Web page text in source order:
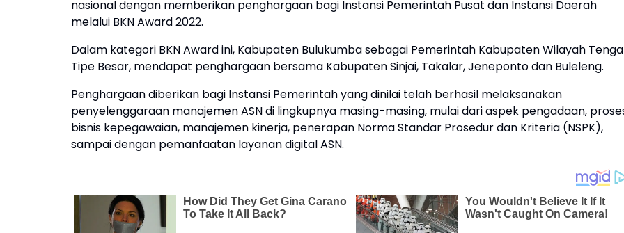
nasional dengan memberikan penghargaan bagi Instansi Pemerintah Pusat dan Instansi Daerah
melalui BKN Award 2022.
Dalam kategori BKN Award ini, Kabupaten Bulukumba sebagai Pemerintah Kabupaten Wilayah
Tipe Besar, mendapat penghargaan bersama Kabupaten Sinjai, Takalar, Jeneponto dan Buleleng.
Penghargaan diberikan bagi Instansi Pemerintah yang dinilai telah berhasil melaksanakan
penyelenggaraan manajemen ASN di lingkupnya masing-masing, mulai dari aspek pengadaan,
bisnis kepegawaian, manajemen kinerja, penerapan Norma Standar Prosedur dan Kriteria (NSPK),
sampai dengan pemanfaatan layanan digital ASN.